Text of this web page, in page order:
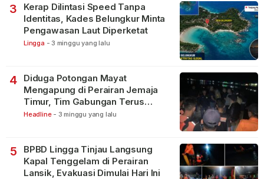
3
Kerap Dilintasi Speed Tanpa
Identitas, Kades Belungkur Minta
Pengawasan Laut Diperketat
Lingga - 3 minggu yang lalu
4
Diduga Potongan Mayat
Mengapung di Perairan Jemaja
Timur, Tim Gabungan Terus
Lakukan Pencarian
Headline - 3 minggu yang lalu
5
BPBD Lingga Tinjau Langsung
Kapal Tenggelam di Perairan
Lansik, Evakuasi Dimulai Hari Ini